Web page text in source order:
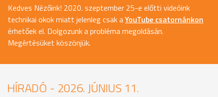
Kedves Nézőink! 2020. szeptember 25-e előtti videóink
technikai okok miatt jelenleg csak aYouTube csatornánkon
érhetőek el. Dolgozunk a probléma megoldásán.
Megértésüket köszönjük.
HÍRADÓ - 2026. JÚNIUS 11.